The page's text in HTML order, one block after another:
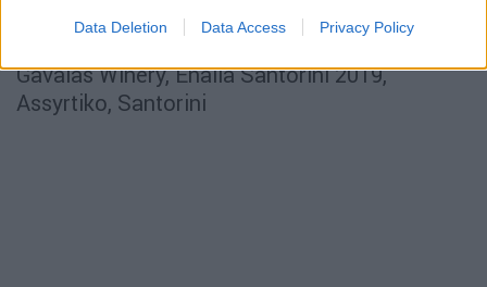
Data Deletion Data Access Privacy Policy
Assyrtiko / Athiri / Aidani, Santorini
Gavalas Winery, Enalia Santorini 2019,
Assyrtiko, Santorini